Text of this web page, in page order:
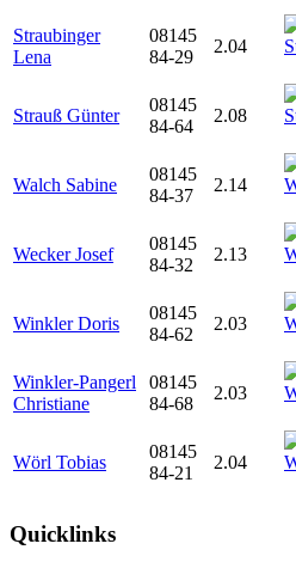
Straubinger
Lena
08145
84-29
2.04
Strauß Günter
08145
84-64
2.08
Walch Sabine
08145
84-37
2.14
Wecker Josef
08145
84-32
2.13
Winkler Doris
08145
84-62
2.03
Winkler-Pangerl
Christiane
08145
84-68
2.03
Wörl Tobias
08145
84-21
2.04
Quicklinks